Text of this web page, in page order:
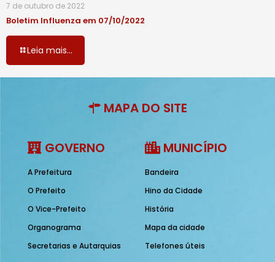
7 de outubro de 2022
Boletim Influenza em 07/10/2022
Leia mais...
MAPA DO SITE
GOVERNO
A Prefeitura
O Prefeito
O Vice-Prefeito
Organograma
Secretarias e Autarquias
MUNICÍPIO
Bandeira
Hino da Cidade
História
Mapa da cidade
Telefones úteis